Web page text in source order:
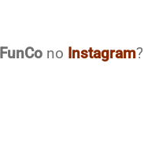
FunCono Instagram?